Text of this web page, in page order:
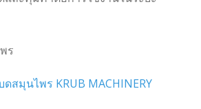
ร
ดสมุนไพร KRUB MACHINERY